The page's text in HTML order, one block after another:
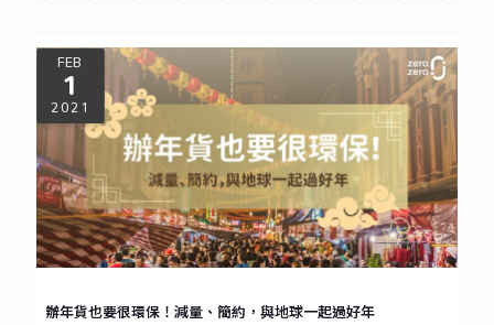
FEB
1
2021
辦年貨也要很環保！減量、簡約，與地球一起過好年